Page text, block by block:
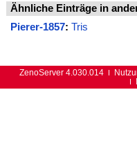
Ähnliche Einträge in
Pierer-1857: Tris
ZenoServer 4.030.014